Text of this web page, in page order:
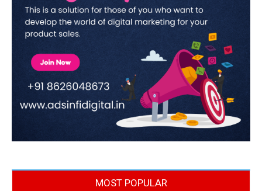
MOST POPULAR